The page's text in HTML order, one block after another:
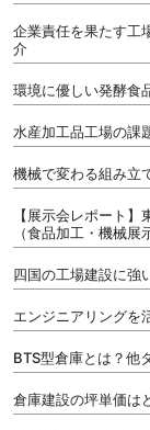
企業責任を果たす工
介
環境に優しい発酵食
水産加工品工場の課
機械で変わる組み立
【展示会レポート
（食品加工・機械展
四国の工場建設に強
エンジニアリングを
BTS型倉庫とは？他
倉庫建設の坪単価は